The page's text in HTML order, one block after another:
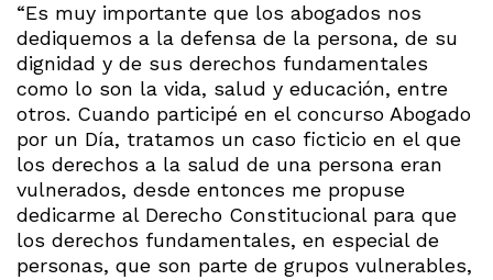
“Es muy importante que los abogados nos
dediquemos a la defensa de la persona, de su
dignidad y de sus derechos fundamentales
como lo son la vida, salud y educación, entre
otros. Cuando participé en el concurso Abogado
por un Día, tratamos un caso ficticio en el que
los derechos a la salud de una persona eran
vulnerados, desde entonces me propuse
dedicarme al Derecho Constitucional para que
los derechos fundamentales, en especial de
personas, que son parte de grupos vulnerables,